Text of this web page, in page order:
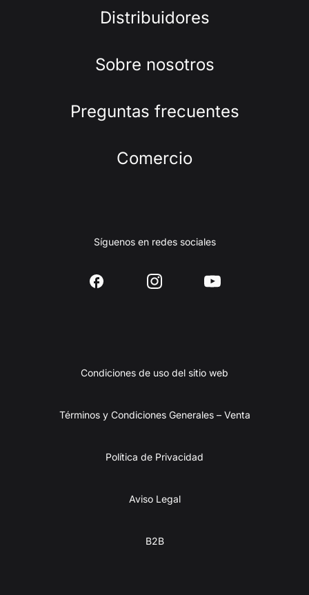
Distribuidores
Sobre nosotros
Preguntas frecuentes
Comercio
Síguenos en redes sociales
Condiciones de uso del sitio web
Términos y Condiciones Generales – Venta
Política de Privacidad
Aviso Legal
B2B